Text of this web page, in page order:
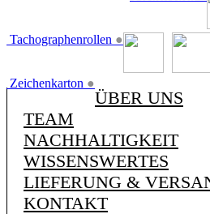
Tachographenrollen ●
Zeichenkarton ●
ÜBER UNS
TEAM
NACHHALTIGKEIT
WISSENSWERTES
LIEFERUNG &
KONTAKT